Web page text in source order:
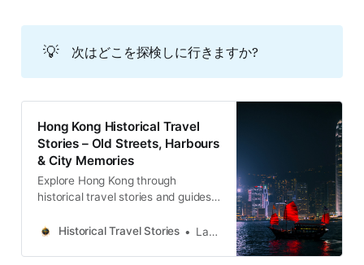
地図の端にある最も毅然とした人間
💡 次はどこを探検しに行きますか?
Hong Kong Historical Travel
Stories – Old Streets, Harbours
& City Memories
Explore Hong Kong through
historical travel stories and guides.
neighbourhoods filled with
Historical Travel Stories Lawrence